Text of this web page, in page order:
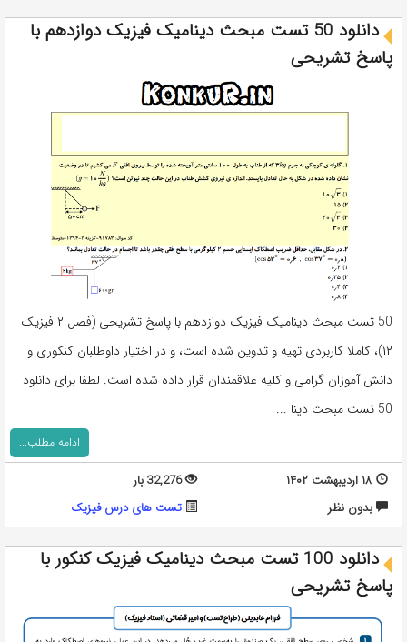
دانلود 50 تست مبحث دینامیک فیزیک دوازدهم با
پاسخ تشریحی
50 تست مبحث دینامیک فیزیک دوازدهم با پاسخ تشریحی (فصل ۲ فیزیک
۱۲)، کاملا کاربردی تهیه و تدوین شده است، و در اختیار داوطلبان کنکوری و
دانش آموزان گرامی و کلیه علاقمندان قرار داده شده است. لطفا برای دانلود
50 تست مبحث دینا ...
ادامه مطلب...
۱۸ اردیبهشت ۱۴۰۲
32,276 بار
بدون نظر
تست های درس فیزیک
دانلود 100 تست مبحث دینامیک فیزیک کنکور با
پاسخ تشریحی